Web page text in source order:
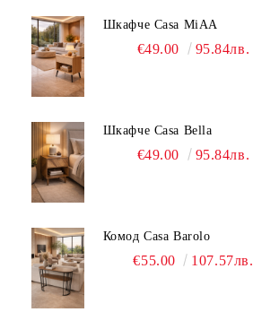
Шкафче Casa MiAA
€49.00 95.84лв.
Шкафче Casa Bella
€49.00 95.84лв.
Комод Casa Barolo
€55.00 107.57лв.